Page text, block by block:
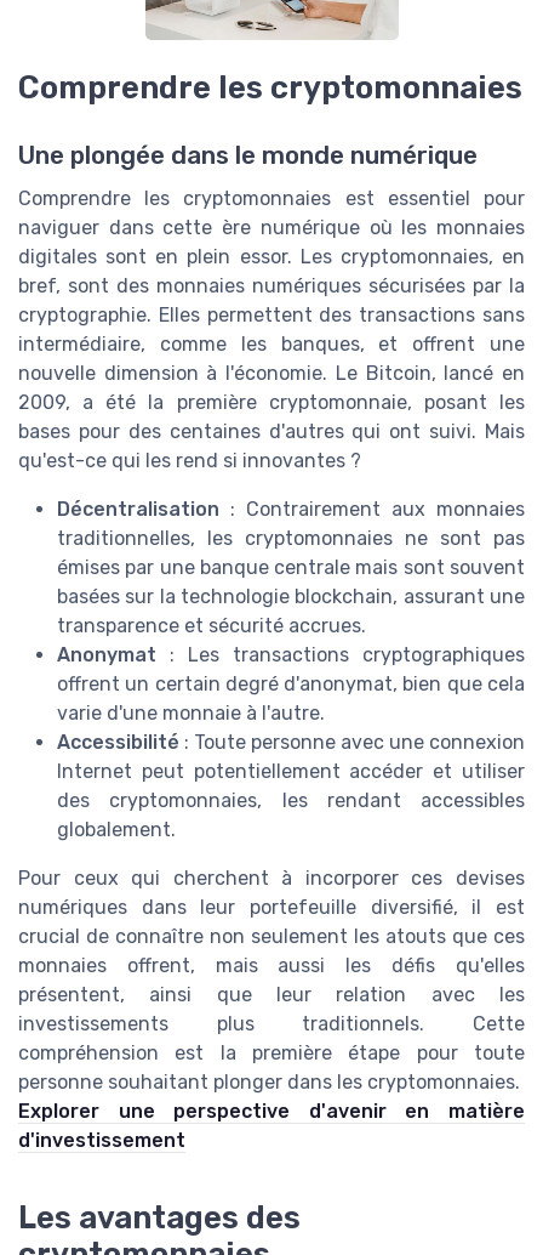
Comprendre les cryptomonnaies
Une plongée dans le monde numérique
Comprendre les cryptomonnaies est essentiel pour
naviguer dans cette ère numérique où les monnaies
digitales sont en plein essor. Les cryptomonnaies, en
bref, sont des monnaies numériques sécurisées par la
cryptographie. Elles permettent des transactions sans
intermédiaire, comme les banques, et offrent une
nouvelle dimension à l'économie. Le Bitcoin, lancé en
2009, a été la première cryptomonnaie, posant les
bases pour des centaines d'autres qui ont suivi. Mais
qu'est-ce qui les rend si innovantes ?
Décentralisation : Contrairement aux monnaies
traditionnelles, les cryptomonnaies ne sont pas
émises par une banque centrale mais sont souvent
basées sur la technologie blockchain, assurant une
transparence et sécurité accrues.
Anonymat : Les transactions cryptographiques
offrent un certain degré d'anonymat, bien que cela
varie d'une monnaie à l'autre.
Accessibilité : Toute personne avec une connexion
Internet peut potentiellement accéder et utiliser
des cryptomonnaies, les rendant accessibles
globalement.
Pour ceux qui cherchent à incorporer ces devises
numériques dans leur portefeuille diversifié, il est
crucial de connaître non seulement les atouts que ces
monnaies offrent, mais aussi les défis qu'elles
présentent, ainsi que leur relation avec les
investissements plus traditionnels. Cette
compréhension est la première étape pour toute
personne souhaitant plonger dans les cryptomonnaies.
Explorer une perspective d'avenir en matière
d'investissement
Les avantages des